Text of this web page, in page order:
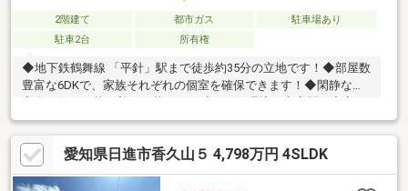
2階建て 都市ガス
駐車場あり
駐車2台
所有権
◆地下鉄鶴舞線 「平針」駅まで徒歩約35分の立地です！◆部屋数
豊富な6DKで、家族それぞれの個室を確保できます！◆閑静な住
ど多目的に活用できる和室4室◆作業動線に優れたL字キッチン
で、毎日のお料理も快適！◆各居室に収納が設けられており、お
部屋のスペースを有効的に使えます◆お庭付き住宅で、ガーデニ
ングや家庭菜園を気軽に楽しめます！◆駐車スペースは、車種に
愛知県日進市香久山５ 4,798万円 4SLDK